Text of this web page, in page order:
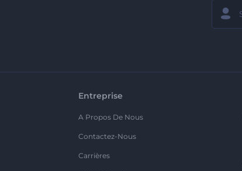
Entreprise
A Propos De Nous
Contactez-Nous
Carrières